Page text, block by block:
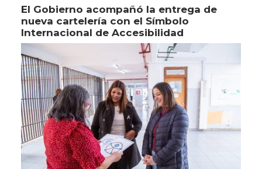
El Gobierno acompañó la entrega de
nueva cartelería con el Símbolo
Internacional de Accesibilidad